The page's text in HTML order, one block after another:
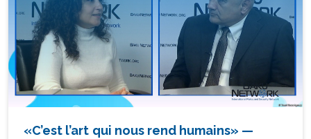
«C’est l’art qui nous rend humains» —